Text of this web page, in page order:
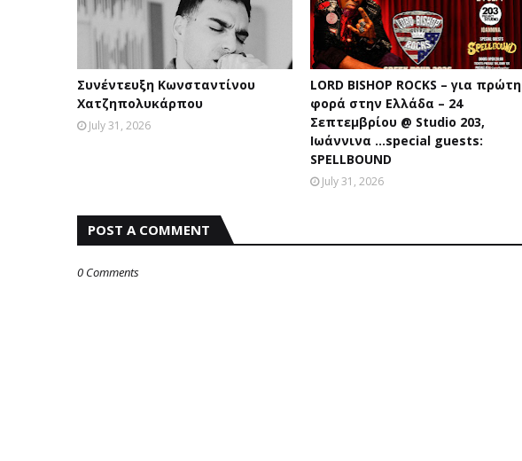
Συνέντευξη Κωνσταντίνου
Χατζηπολυκάρπου
July 31, 2026
LORD BISHOP ROCKS – για πρώτη
φορά στην Ελλάδα – 24
Σεπτεμβρίου @ Studio 203,
Ιωάννινα …special guests:
SPELLBOUND
July 31, 2026
POST A COMMENT
0 Comments